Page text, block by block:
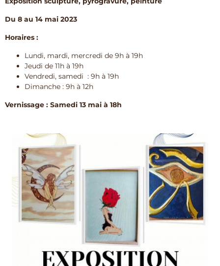
Du 8 au 14 mai 2023
Horaires :
Lundi, mardi, mercredi de 9h à 19h
Jeudi de 11h à 19h
Vendredi, samedi : 9h à 19h
Dimanche : 9h à 12h
Vernissage : Samedi 13 mai à 18h